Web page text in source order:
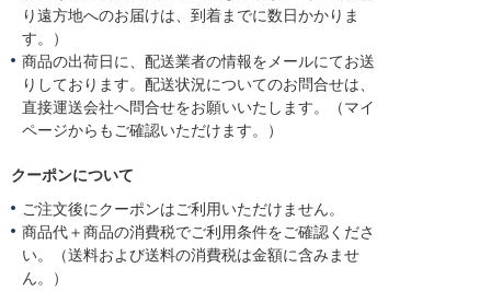
り遠方地へのお届けは、到着までに数日かかりま
す。）
商品の出荷日に、配送業者の情報をメールにてお送
りしております。配送状況についてのお問合せは、
直接運送会社へ問合せをお願いいたします。（マイ
ページからもご確認いただけます。）
クーポンについて
ご注文後にクーポンはご利用いただけません。
商品代＋商品の消費税でご利用条件をご確認くださ
い。（送料および送料の消費税は金額に含みませ
ん。）